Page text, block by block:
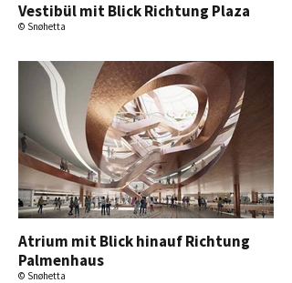
Vestibül mit Blick Richtung Plaza
© Snøhetta
Atrium mit Blick hinauf Richtung
Palmenhaus
© Snøhetta